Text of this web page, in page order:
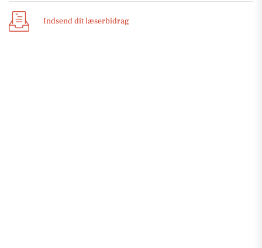
Indsend dit læserbidrag